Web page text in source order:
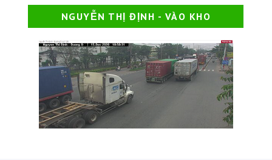
NGUYỄN THỊ ĐỊNH - VÀO KHO